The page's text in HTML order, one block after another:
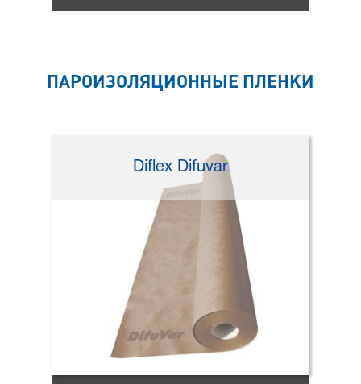
ПАРОИЗОЛЯЦИОННЫЕ ПЛЕНКИ
Diflex Difuvar